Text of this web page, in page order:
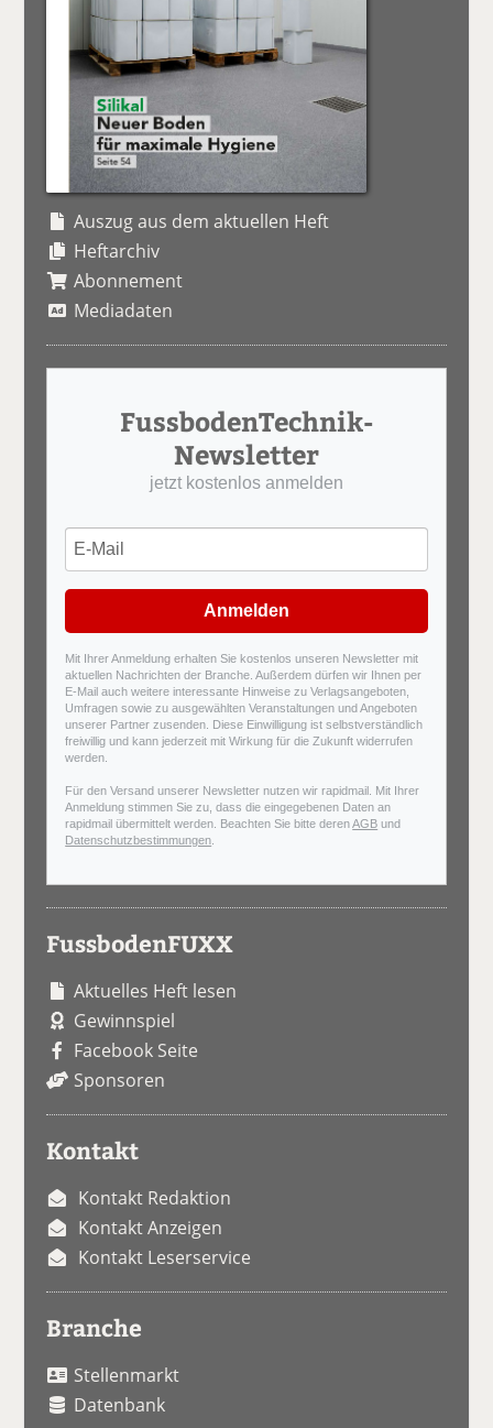
Auszug aus dem aktuellen Heft
Heftarchiv
Abonnement
Mediadaten
FussbodenTechnik-
Newsletter
jetzt kostenlos anmelden
Anmelden
Mit Ihrer Anmeldung erhalten Sie kostenlos unseren Newsletter mit
aktuellen Nachrichten der Branche. Außerdem dürfen wir Ihnen per
E-Mail auch weitere interessante Hinweise zu Verlagsangeboten,
Umfragen sowie zu ausgewählten Veranstaltungen und Angeboten
unserer Partner zusenden. Diese Einwilligung ist selbstverständlich
freiwillig und kann jederzeit mit Wirkung für die Zukunft widerrufen
werden.
Für den Versand unserer Newsletter nutzen wir rapidmail. Mit Ihrer
Anmeldung stimmen Sie zu, dass die eingegebenen Daten an
rapidmail übermittelt werden. Beachten Sie bitte derenAGB und
Datenschutzbestimmungen
FussbodenFUXX
Aktuelles Heft lesen
Gewinnspiel
Facebook Seite
Sponsoren
Kontakt
Kontakt Redaktion
Kontakt Anzeigen
Kontakt Leserservice
Branche
Stellenmarkt
Datenbank